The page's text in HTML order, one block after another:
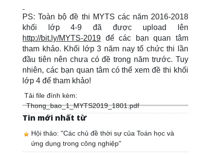
PS: Toàn bộ đề thi MYTS các năm 2016-2018
khối lớp 4-9 đã được upload lên
http://bit.ly/MYTS-2019 để các bạn quan tâm
tham khảo. Khối lớp 3 năm nay tổ chức thi lần
đầu tiên nên chưa có đề trong năm trước. Tuy
nhiên, các bạn quan tâm có thể xem đề thi khối
lớp 4 để tham khảo!
Tải file đính kèm:
Thong_bao_1_MYTS2019_1801.pdf
Tin mới nhất từ
Hội thảo: "Các chủ đề thời sự của Toán học và
ứng dụng trong công nghiệp"